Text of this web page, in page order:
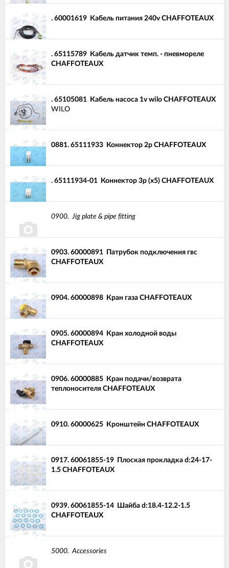
. 60001619 Кабель питания 240v CHAFFOTEAUX
. 65115789 Кабель датчик темп. - пневмореле
CHAFFOTEAUX
. 65105081 Кабель насоса 1v wilo CHAFFOTEAUX
WILO
0881. 65111933 Коннектор 2p CHAFFOTEAUX
. 65111934-01 Коннектор 3p (x5) CHAFFOTEAUX
0900. Jig plate & pipe fitting
0903. 60000891 Патрубок подключения гвс
CHAFFOTEAUX
0904. 60000898 Кран газа CHAFFOTEAUX
0905. 60000894 Кран холодной воды
CHAFFOTEAUX
0906. 60000885 Кран подачи/возврата
теплоносителя CHAFFOTEAUX
0910. 60000625 Кронштейн CHAFFOTEAUX
0917. 60061855-19 Плоская прокладка d:24-17-
1.5 CHAFFOTEAUX
0939. 60061855-14 Шайба d:18.4-12.2-1.5
CHAFFOTEAUX
5000. Accessories